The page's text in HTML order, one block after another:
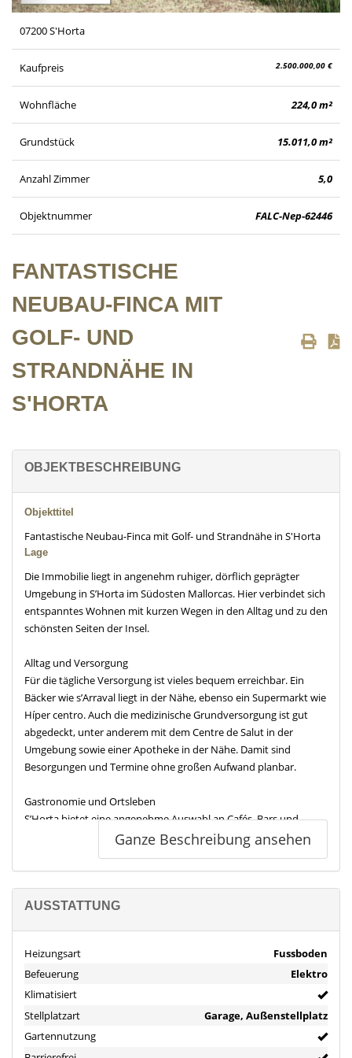
07200 S'Horta
Kaufpreis 2.500.000,00 €
Wohnfläche 224,0 m²
Grundstück 15.011,0 m²
Anzahl Zimmer 5,0
Objektnummer FALC-Nep-62446
FANTASTISCHE
NEUBAU-FINCA MIT
GOLF- UND
STRANDNÄHE IN
S'HORTA
OBJEKTBESCHREIBUNG
Objekttitel
Fantastische Neubau-Finca mit Golf- und Strandnähe in S'Horta
Lage
Die Immobilie liegt in angenehm ruhiger, dörflich geprägter
Umgebung in S’Horta im Südosten Mallorcas. Hier verbindet sich
entspanntes Wohnen mit kurzen Wegen in den Alltag und zu den
schönsten Seiten der Insel.
Alltag und Versorgung
Für die tägliche Versorgung ist vieles bequem erreichbar. Ein
Bäcker wie s’Arraval liegt in der Nähe, ebenso ein Supermarkt wie
Híper centro. Auch die medizinische Grundversorgung ist gut
abgedeckt, unter anderem mit dem Centre de Salut in der
Umgebung sowie einer Apotheke in der Nähe. Damit sind
Besorgungen und Termine ohne großen Aufwand planbar.
Gastronomie und Ortsleben
S’Horta bietet eine angenehme Auswahl an Cafés, Bars und
Restaurants. Ob ein Kaffee im Comercial, ein Abendessen im Ca’s
der Nähe, das Ortsleben wirkt lebendig, ohne hektisch zu sein.
Freizeit und Erholung
Umgebung. Kulturinteressierte finden mit der Col·lecció
Museogràfica Fundació Cosme Bauçà zudem ein Angebot in der
Nähe. Sportliche Möglichkeiten ergänzen das Umfeld, etwa mit
dem Poliesportiu Guillem Timoner in kurzer Fahrdistanz.
Strand und Küste
Ganze Beschreibung ansehen
AUSSTATTUNG
Heizungsart
Fussboden
Befeuerung
Elektro
Klimatisiert
Stellplatzart
Garage, Außenstellplatz
Gartennutzung